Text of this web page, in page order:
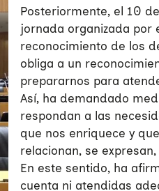
Posteriormente, el 10
jornada organizada por
reconocimiento de los
obliga a un
prepararnos para
Así, ha demandado
respondan a las
que nos enriquece y
relacionan, se
En este sentido, ha
cuenta ni atendidas